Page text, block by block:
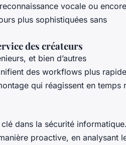
vocale ou
plus sophistiquées sans
des créateurs
et bien d’autres
des workflows plus
qui réagissent en temps
dans la sécurité informatique.
proactive, en analysant